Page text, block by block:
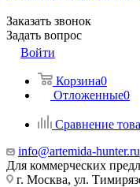
Заказать звонок
Задать вопрос
Войти
Корзина0
Отложенные0
Сравнение
info@artemida-hunter.ru
Для коммерческих
г. Москва, ул.